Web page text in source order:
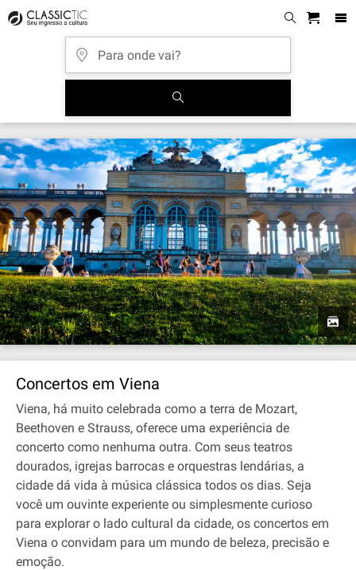
Concertos em Viena
Viena, há muito celebrada como a terra de Mozart,
Beethoven e Strauss, oferece uma experiência de
concerto como nenhuma outra. Com seus teatros
dourados, igrejas barrocas e orquestras lendárias, a
cidade dá vida à música clássica todos os dias. Seja
você um ouvinte experiente ou simplesmente curioso
para explorar o lado cultural da cidade, os concertos em
Viena o convidam para um mundo de beleza, precisão e
emoção.